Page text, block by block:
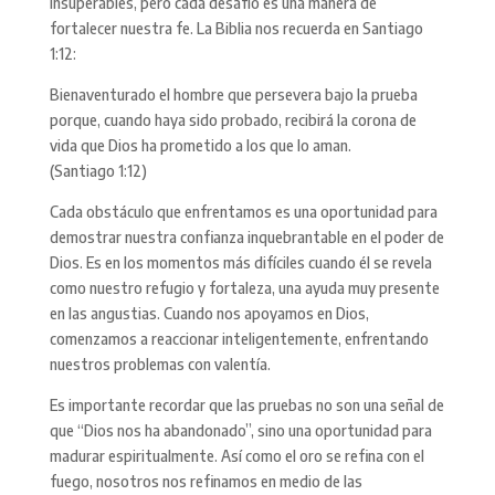
fortalecer nuestra fe. La Biblia nos recuerda en Santiago
1:12:
Bienaventurado el hombre que persevera bajo la prueba
porque, cuando haya sido probado, recibirá la corona de
vida que Dios ha prometido a los que lo aman.
(Santiago 1:12)
Cada obstáculo que enfrentamos es una oportunidad para
demostrar nuestra confianza inquebrantable en el poder de
Dios. Es en los momentos más difíciles cuando él se revela
como nuestro refugio y fortaleza, una ayuda muy presente
en las angustias. Cuando nos apoyamos en Dios,
comenzamos a reaccionar inteligentemente, enfrentando
nuestros problemas con valentía.
Es importante recordar que las pruebas no son una señal de
que “Dios nos ha abandonado”, sino una oportunidad para
madurar espiritualmente. Así como el oro se refina con el
fuego, nosotros nos refinamos en medio de las